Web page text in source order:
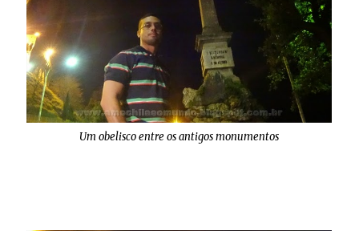
Um obelisco entre os antigos monumentos